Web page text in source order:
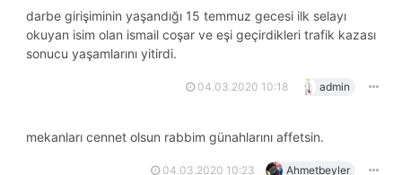
darbe girişiminin yaşandığı 15 temmuz gecesi ilk selayı
okuyan isim olan i̇smail coşar ve eşi geçirdikleri trafik kazası
sonucu yaşamlarını yitirdi.
04.03.2020 10:18 admin
mekanları cennet olsun rabbim günahlarını affetsin.
04.03.2020 10:23 Ahmetbeyler